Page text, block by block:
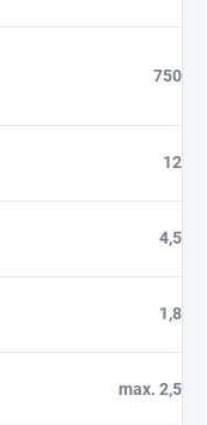
750
12
4,5
1,8
max. 2,5